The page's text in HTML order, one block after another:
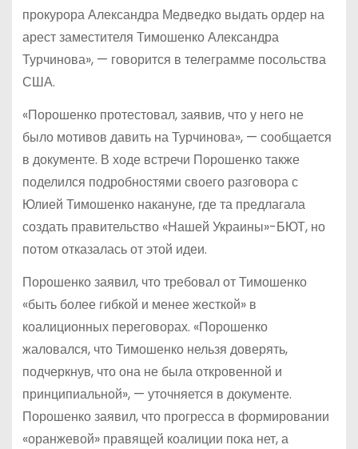
прокурора Александра Медведко выдать ордер на
арест заместителя Тимошенко Александра
Турчинова», — говорится в телеграмме посольства
США.
«Порошенко протестовал, заявив, что у него не
было мотивов давить на Турчинова», — сообщается
в документе. В ходе встречи Порошенко также
поделился подробностями своего разговора с
Юлией Тимошенко накануне, где та предлагала
создать правительство «Нашей Украины»-БЮТ, но
потом отказалась от этой идеи.
Порошенко заявил, что требовал от Тимошенко
«быть более гибкой и менее жесткой» в
коалиционных переговорах. «Порошенко
жаловался, что Тимошенко нельзя доверять,
подчеркнув, что она не была откровенной и
принципиальной», — уточняется в документе.
Порошенко заявил, что прогресса в формировании
«оранжевой» правящей коалиции пока нет, а